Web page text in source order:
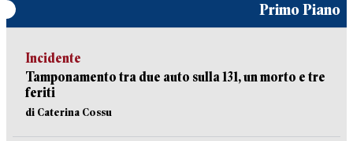
Primo Piano
Incidente
Tamponamento tra due auto sulla 131, un morto e tre
feriti
di Caterina Cossu